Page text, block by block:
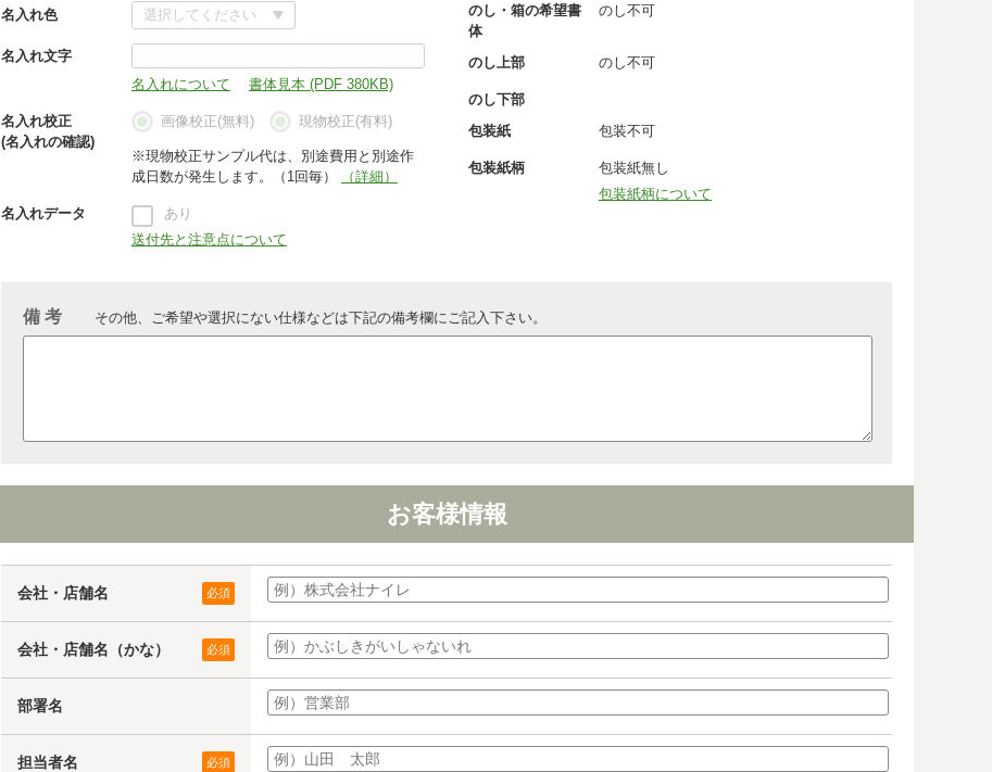
名入れ色
名入れ文字
名入れについて
書体見本 (PDF 380KB)
名入れ校正
(名入れの確認)
画像校正(無料) 現物校正(有料)
※現物校正サンプル代は、別途費用と別途作
成日数が発生します。（1回毎）
（詳細）
名入れデータ
あり
送付先と注意点について
のし・箱の希望書
体
のし不可
のし上部 のし不可
のし下部
包装紙
包装不可
包装紙柄
包装紙無し
包装紙柄について
備 考 その他、ご希望や選択にない仕様などは下記の備考欄にご記入下さい。
お客様情報
会社・店舗名 必須
会社・店舗名（かな） 必須
部署名
担当者名 必須